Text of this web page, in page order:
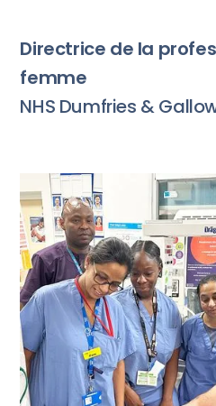
Directrice de la
femme
NHS Dumfries &